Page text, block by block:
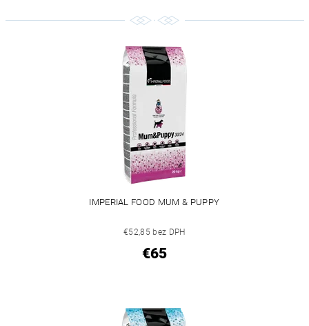
IMPERIAL FOOD MUM & PUPPY
€52,85 bez DPH
€65